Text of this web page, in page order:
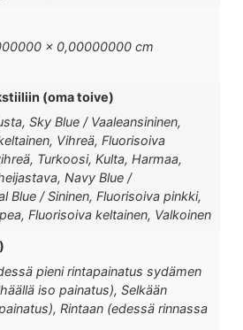
× 0,00000000 cm
(oma toive)
Sky Blue / Vaaleansininen,
Vihreä, Fluorisoiva
Turkoosi, Kulta, Harmaa,
Navy Blue /
Blue / Sininen, Fluorisoiva pinkki,
Fluorisoiva keltainen, Valkoinen
pieni rintapainatus sydämen
iso painatus), Selkään
Rintaan (edessä rinnassa